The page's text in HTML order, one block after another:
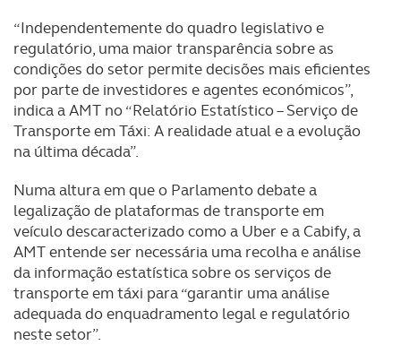
“Independentemente do quadro legislativo e
regulatório, uma maior transparência sobre as
condições do setor permite decisões mais eficientes
por parte de investidores e agentes económicos”,
indica a AMT no “Relatório Estatístico – Serviço de
Transporte em Táxi: A realidade atual e a evolução
na última década”.
Numa altura em que o Parlamento debate a
legalização de plataformas de transporte em
veículo descaracterizado como a Uber e a Cabify, a
AMT entende ser necessária uma recolha e análise
da informação estatística sobre os serviços de
transporte em táxi para “garantir uma análise
adequada do enquadramento legal e regulatório
neste setor”.